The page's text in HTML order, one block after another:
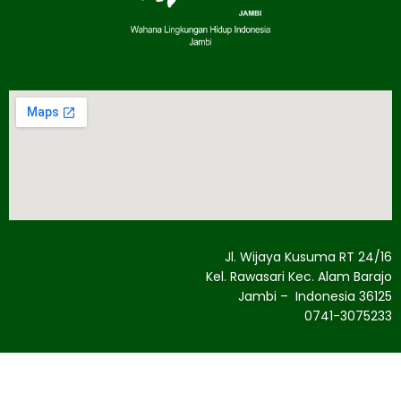
Jl. Wijaya Kusuma RT 24/16
Kel. Rawasari Kec. Alam Barajo
Jambi – Indonesia 36125
0741-3075233